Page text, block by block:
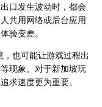
口发生波动时，都会
共用网络或后台应用
验变差。
也可能让游戏过程出
现象。对于新加坡玩
求速度更为重要。